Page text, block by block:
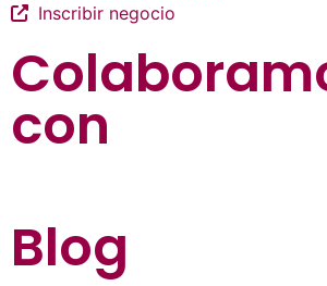
Inscribir negocio
con
Blog